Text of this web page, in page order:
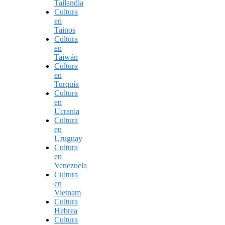
Tailandia
Cultura
en
Tainos
Cultura
en
Taiwán
Cultura
en
Turquía
Cultura
en
Ucrania
Cultura
en
Uruguay
Cultura
en
Venezuela
Cultura
en
Vietnam
Cultura
Hebrea
Cultura